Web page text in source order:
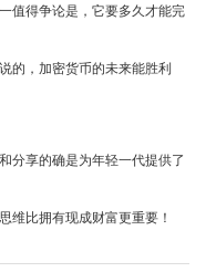
值得争论是，它要多久才能完
的，加密货币的未来能胜利
分享的确是为年轻一代提供了
维比拥有现成财富更重要！